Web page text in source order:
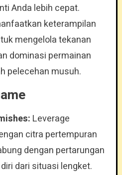
Anda lebih cepat.
keterampilan
mengelola tekanan
dominasi permainan
pelecehan musuh.
Leverage
citra pertempuran
dengan pertarungan
dari situasi lengket.